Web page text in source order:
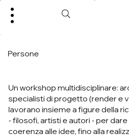
Persone
Un workshop multidisciplinare:
specialisti di progetto (render e
lavorano insieme a figure della
- filosofi, artisti e autori - per
coerenza alle idee, fino alla